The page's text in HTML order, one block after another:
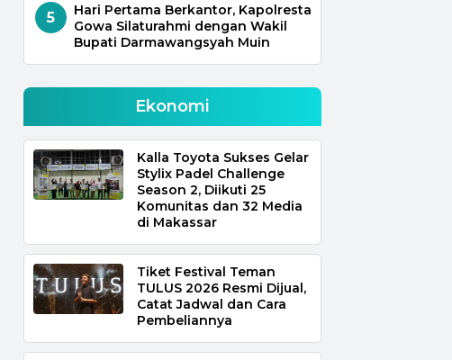
5
Hari Pertama Berkantor, Kapolresta
Gowa Silaturahmi dengan Wakil
Bupati Darmawangsyah Muin
Ekonomi
Kalla Toyota Sukses Gelar
Stylix Padel Challenge
Season 2, Diikuti 25
Komunitas dan 32 Media
di Makassar
Tiket Festival Teman
TULUS 2026 Resmi Dijual,
Catat Jadwal dan Cara
Pembeliannya